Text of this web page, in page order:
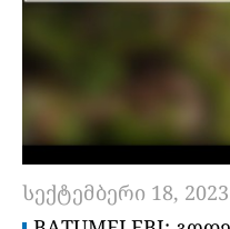
სექტემბერი 18, 2023